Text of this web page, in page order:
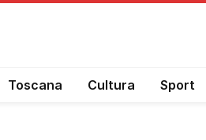
Toscana Cultura Sport